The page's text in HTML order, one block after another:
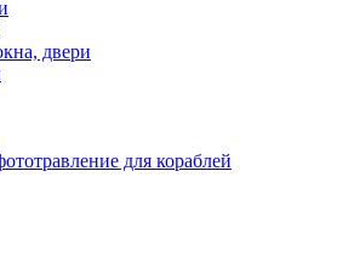
двери
для кораблей